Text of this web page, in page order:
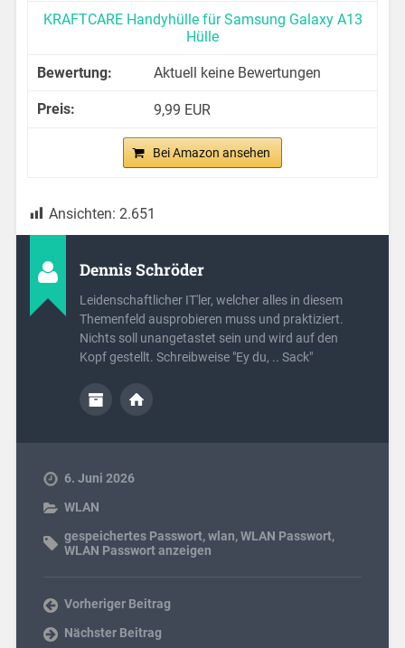
KRAFTCARE Handyhülle für Samsung Galaxy A13
Hülle
Aktuell keine Bewertungen
9,99 EUR
Bei Amazon ansehen
Ansichten: 2.651
Dennis Schröder
Leidenschaftlicher IT'ler, welcher alles in diesem
Themenfeld ausprobieren muss und praktiziert.
Nichts soll unangetastet sein und wird auf den
Kopf gestellt. Schreibweise "Ey du, .. Sack"
6. Juni 2026
WLAN
gespeichertes Passwort,wlan,WLAN Passwort,
WLAN Passwort anzeigen
Vorheriger Beitrag
Nächster Beitrag